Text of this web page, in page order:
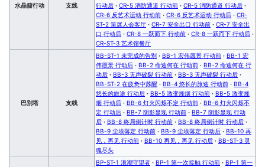
水晶箭行动 支线
行动后 · CR-5 消防通道 行动前 · CR-5 消防通道 行动后 ·
CR-6 反艺术运动 行动前 · CR-6 反艺术运动 行动后 · CR-
ST-2 策展人会客厅 · CR-7 安全出口 行动前 · CR-7 安全出
口 行动后 · CR-8 一跃而下 行动前 · CR-8 一跃而下 行动后 ·
CR-ST-3 艺术馆餐厅
巴别塔 支线
BB-ST-1 未完成的告别 · BB-1 宏伟愿景 行动前 · BB-1 宏
伟愿景 行动后 · BB-2 命途何在 行动前 · BB-2 命途何在 行
动后 · BB-3 无声破裂 行动前 · BB-3 无声破裂 行动后 ·
BB-ST-2 在疲惫中苏醒 · BB-4 悠长的旅途 行动前 · BB-4
悠长的旅途 行动后 · BB-5 激变烽烟 行动前 · BB-5 激变烽
烟 行动后 · BB-6 灯火闪烁不定 行动前 · BB-6 灯火闪烁不
定 行动后 · BB-7 阴影显现 行动前 · BB-7 阴影显现 行动
后 · BB-8 终局倒计时 行动前 · BB-8 终局倒计时 行动后 ·
BB-9 尘埃落定 行动前 · BB-9 尘埃落定 行动后 · BB-10 再
见，再见 行动前 · BB-10 再见，再见 行动后 · BB-ST-3 灵
魂尽头
BP-ST-1 浪潮守望者 · BP-1 第一次接触 行动前 · BP-1 第一